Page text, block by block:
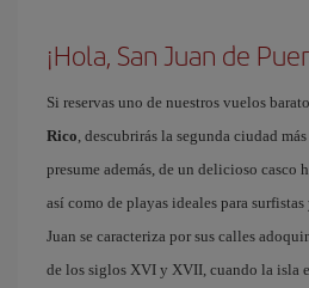
¡Hola, San Juan de
Si reservas uno de nuestros vuelos
Rico, descubrirás la segunda ciudad
presume además, de un delicioso casco
así como de playas ideales para
Juan se caracteriza por sus calles
de los siglos XVI y XVII, cuando la isla